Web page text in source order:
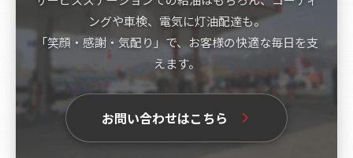
ングや車検、電気に灯油配達も。
「笑顔・感謝・気配り」で、お客様の快適な毎日を支
えます。
お問い合わせはこちら